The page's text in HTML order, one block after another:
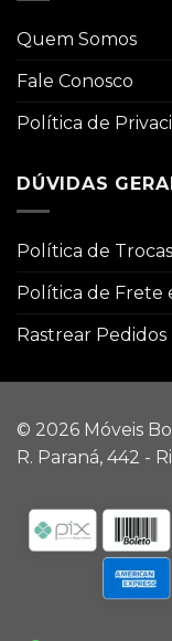
Quem Somos
Fale Conosco
Política de
DÚVIDAS
Política de
Política de Frete
Rastrear Pedidos
© 2026 Móveis
R. Paraná, 442 -